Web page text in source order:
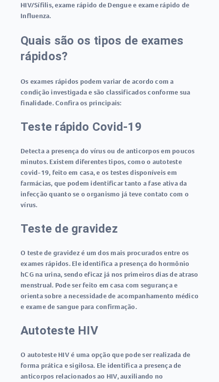
HIV/Sífilis,exame rápido de Denguee exame rápido de
Influenza.
Quais são os tipos de exames
rápidos?
Os exames rápidos podem variar de acordo com a
condição investigada e são classificados conforme sua
finalidade. Confira os principais:
Teste rápido Covid-19
Detecta a presença do vírus ou de anticorpos em poucos
minutos. Existem diferentes tipos, como o autoteste
covid-19, feito em casa, e os testes disponíveis em
farmácias, que podem identificar tanto a fase ativa da
infecção quanto se o organismo já teve contato com o
vírus.
Teste de gravidez
O teste de gravidezé um dos mais procurados entre os
exames rápidos. Ele identifica a presença do hormônio
hCG na urina, sendo eficaz já nos primeiros dias de atraso
menstrual. Pode ser feito em casa com segurança e
orienta sobre a necessidade de acompanhamento médico
e exame de sangue para confirmação.
Autoteste HIV
O autoteste HIVé uma opção que pode ser realizada de
forma prática e sigilosa. Ele identifica a presença de
anticorpos relacionados ao HIV, auxiliando no